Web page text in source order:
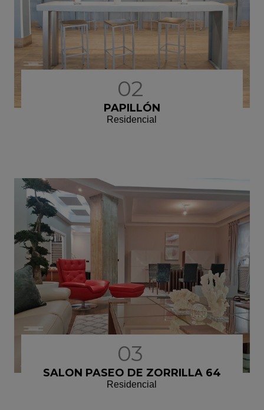
02
PAPILLÓN
Residencial
03
SALON PASEO DE ZORRILLA 64
Residencial